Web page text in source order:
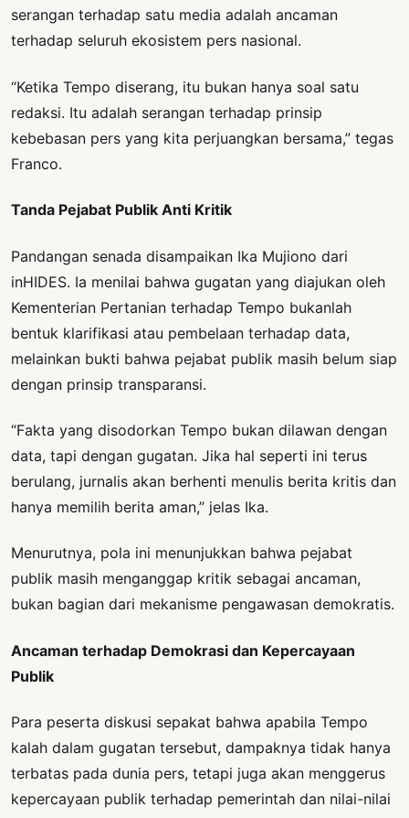
serangan terhadap satu media adalah ancaman
terhadap seluruh ekosistem pers nasional.
“Ketika Tempo diserang, itu bukan hanya soal satu
redaksi. Itu adalah serangan terhadap prinsip
kebebasan pers yang kita perjuangkan bersama,” tegas
Franco.
Tanda Pejabat Publik Anti Kritik
Pandangan senada disampaikan Ika Mujiono dari
inHIDES. Ia menilai bahwa gugatan yang diajukan oleh
Kementerian Pertanian terhadap Tempo bukanlah
bentuk klarifikasi atau pembelaan terhadap data,
melainkan bukti bahwa pejabat publik masih belum siap
dengan prinsip transparansi.
“Fakta yang disodorkan Tempo bukan dilawan dengan
data, tapi dengan gugatan. Jika hal seperti ini terus
berulang, jurnalis akan berhenti menulis berita kritis dan
hanya memilih berita aman,” jelas Ika.
Menurutnya, pola ini menunjukkan bahwa pejabat
publik masih menganggap kritik sebagai ancaman,
bukan bagian dari mekanisme pengawasan demokratis.
Ancaman terhadap Demokrasi dan Kepercayaan
Publik
Para peserta diskusi sepakat bahwa apabila Tempo
kalah dalam gugatan tersebut, dampaknya tidak hanya
terbatas pada dunia pers, tetapi juga akan menggerus
kepercayaan publik terhadap pemerintah dan nilai-nilai